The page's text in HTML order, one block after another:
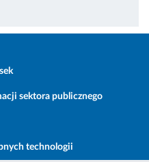
sektora publicznego
technologii